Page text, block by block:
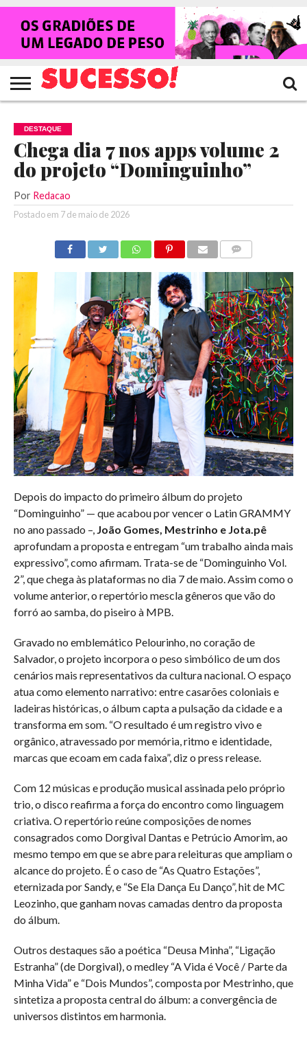
HOME
NOTÍCIAS
SHOWS
ENTREVISTAS
CLIQUES
RANKING
CROWLEY
TV
SUCESSO!
REVISTA
SUCESSO!
DESTAQUE
Chega dia 7 nos apps volume 2
do projeto “Dominguinho”
Por Redacao
Postado em 7 de maio de 2026
Depois do impacto do primeiro álbum do projeto
“Dominguinho” — que acabou por vencer o Latin GRAMMY
no ano passado –, João Gomes, Mestrinho e Jota.pê
aprofundam a proposta e entregam “um trabalho ainda mais
expressivo”, como afirmam. Trata-se de “Dominguinho Vol.
2”, que chega às plataformas no dia 7 de maio. Assim como o
volume anterior, o repertório mescla gêneros que vão do
forró ao samba, do piseiro à MPB.
Gravado no emblemático Pelourinho, no coração de
Salvador, o projeto incorpora o peso simbólico de um dos
cenários mais representativos da cultura nacional. O espaço
atua como elemento narrativo: entre casarões coloniais e
ladeiras históricas, o álbum capta a pulsação da cidade e a
transforma em som. “O resultado é um registro vivo e
orgânico, atravessado por memória, ritmo e identidade,
marcas que ecoam em cada faixa”, diz o press release.
Com 12 músicas e produção musical assinada pelo próprio
trio, o disco reafirma a força do encontro como linguagem
criativa. O repertório reúne composições de nomes
consagrados como Dorgival Dantas e Petrúcio Amorim, ao
mesmo tempo em que se abre para releituras que ampliam o
alcance do projeto. É o caso de “As Quatro Estações”,
eternizada por Sandy, e “Se Ela Dança Eu Danço”, hit de MC
Leozinho, que ganham novas camadas dentro da proposta
do álbum.
Outros destaques são a poética “Deusa Minha”, “Ligação
Estranha” (de Dorgival), o medley “A Vida é Você / Parte da
Minha Vida” e “Dois Mundos”, composta por Mestrinho, que
sintetiza a proposta central do álbum: a convergência de
universos distintos em harmonia.